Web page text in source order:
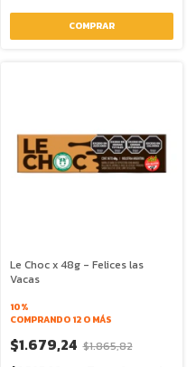
Le Choc x 48g - Felices las
Vacas
10%
COMPRANDO 12 O MÁS
$1.679,24 $1.865,82